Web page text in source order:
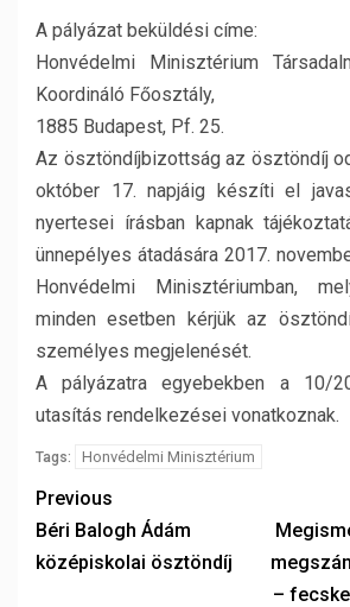
A pályázat beküldési címe:
Honvédelmi Minisztérium
Koordináló Főosztály,
1885 Budapest, Pf. 25.
Az ösztöndíjbizottság az ösztöndíj
október 17. napjáig készíti el
nyertesei írásban kapnak
ünnepélyes átadására 2017.
Honvédelmi Minisztériumban,
minden esetben kérjük az
személyes megjelenését.
A pályázatra egyebekben a 10/
utasítás rendelkezései vonatkoznak.
Tags: Honvédelmi Minisztérium
Previous
Béri Balogh Ádám
középiskolai ösztöndíj
–